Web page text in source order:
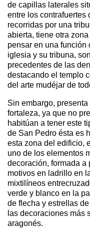
de capillas laterales
entre los contrafuertes
recorridas por una
abierta, tiene otra
pensar en una función
iglesia y su tribuna,
precedentes de las
destacando el templo
del arte mudéjar de
Sin embargo,
fortaleza, ya que no
habitúan a tener este
de San Pedro ésta es
esta zona del edificio,
uno de los elementos
decoración, formada a
motivos en ladrillo en
mixtilíneos
verde y blanco en la
de flecha y estrellas
las decoraciones más
aragonés.